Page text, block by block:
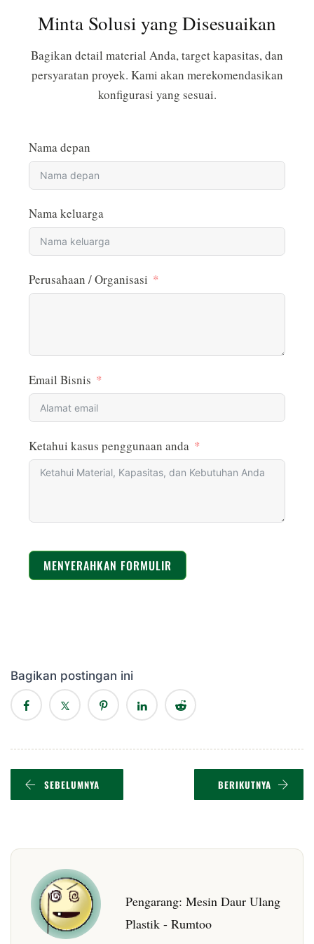
Minta Solusi yang Disesuaikan
Bagikan detail material Anda, target kapasitas, dan
persyaratan proyek. Kami akan merekomendasikan
konfigurasi yang sesuai.
Nama depan
Nama keluarga
Perusahaan / Organisasi
Email Bisnis
Ketahui kasus penggunaan anda
MENYERAHKAN FORMULIR
Bagikan postingan ini
SEBELUMNYA BERIKUTNYA
Pengarang: Mesin Daur Ulang
Plastik - Rumtoo